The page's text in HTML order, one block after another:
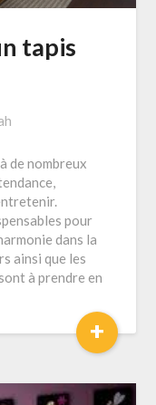
tapis
de nombreux
pour
dans la
ainsi que les
à prendre en
+